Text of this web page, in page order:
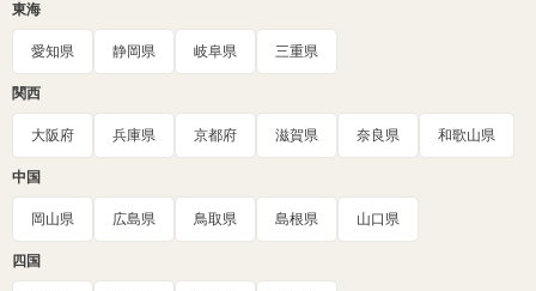
東海
愛知県 静岡県 岐阜県 三重県
関西
大阪府 兵庫県 京都府 滋賀県 奈良県 和歌山県
中国
岡山県 広島県 鳥取県 島根県 山口県
四国